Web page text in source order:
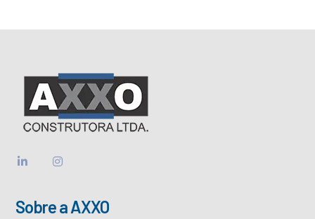
Sobre a AXXO